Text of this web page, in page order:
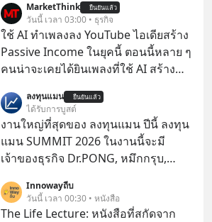
MarketThink ยืนยันแล้ว
วันนี้ เวลา 03:00 • ธุรกิจ
ใช้ AI ทำเพลงลง YouTube ไอเดียสร้าง
Passive Income ในยุคนี้ ตอนนี้หลาย ๆ
คนน่าจะเคยได้ยินเพลงที่ใช้ AI สร้าง
รู้ตัวเรา” จากช่องชื่อว่า UNHEARD
MUSIC ที่ตอนนี้มียอดรับชมกว่า 26
ล้านครั้งแล้ว
ลงทุนแมน ยืนยันแล้ว
ได้รับการบูสต์
งานใหญ่ที่สุดของ ลงทุนแมน ปีนี้ ลงทุน
แมน SUMMIT 2026 ในงานนี้จะมี
เจ้าของธุรกิจ Dr.PONG, หมึกกรุบ,
Fastwork, MizuMi, KARMART, อิชิตัน
มาแชร์ความรู้การสร้างธุรกิจ
Innowayถีบ
วันนี้ เวลา 00:30 • หนังสือ
The Life Lecture: หนังสือที่สกัดจาก